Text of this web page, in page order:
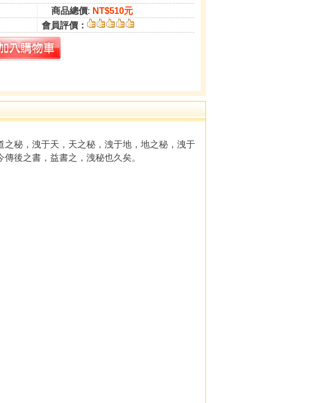
商品總價: NT$510元
會員評價：
秘，洩于天，天之秘，洩于地，地之秘，洩于
後之書，益書之，洩秘也久矣。